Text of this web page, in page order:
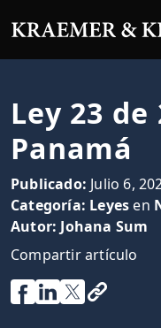
Ley 23 de
Panamá
Publicado: Julio 6,
Categoría: Leyes en
Autor: Johana Sum
Compartir artículo